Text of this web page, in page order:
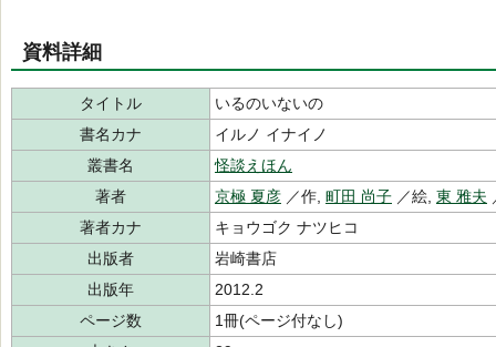
資料詳細
タイトル
いるのいないの
書名カナ
イルノ イナイノ
叢書名
怪談えほん
著者
京極 夏彦 ／作, 町田 尚子 ／絵, 東 雅夫
著者カナ
キョウゴク ナツヒコ
出版者
岩崎書店
出版年
2012.2
ページ数
1冊(ページ付なし)